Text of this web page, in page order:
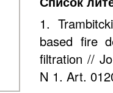
1.
based fire
filtration //
N 1. Art.